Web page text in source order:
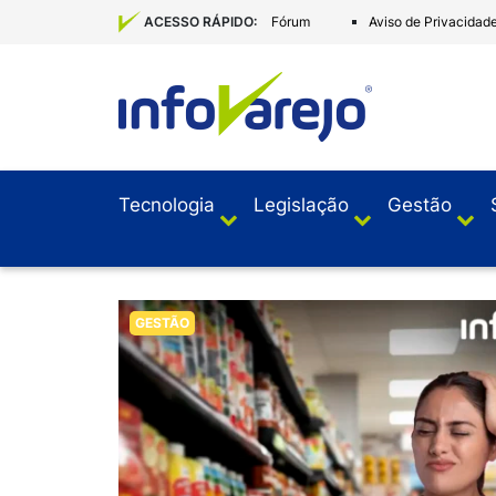
ACESSO RÁPIDO: Fórum Aviso de
Tecnologia Legislação Gestão
GESTÃO